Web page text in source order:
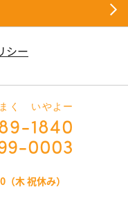
シー
まく
-1840
いやよー
0003
木 祝休み）